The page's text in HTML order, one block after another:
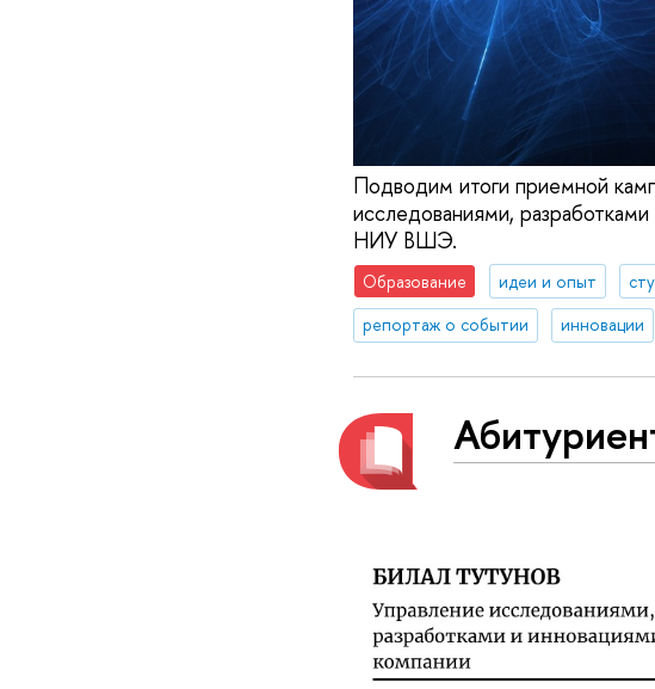
Подводим итоги приемной
исследованиями,
НИУ ВШЭ.
Образование идеи и опыт
репортаж о событии
инновации